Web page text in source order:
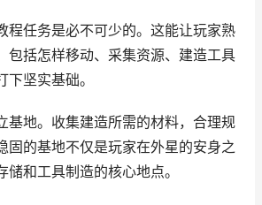
程任务是必不可少的。这能让玩家熟
包括怎样移动、采集资源、建造工具
坚实基础。
基地。收集建造所需的材料，合理规
固的基地不仅是玩家在外星的安身之
储和工具制造的核心地点。